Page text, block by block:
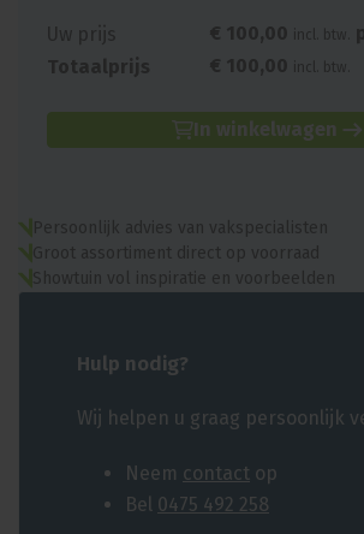
Uw prijs € 100,00 incl. btw.
Totaalprijs
€ 100,00 incl. btw.
In winkelwagen
Persoonlijk advies van vakspecialisten
Groot assortiment direct op voorraad
Showtuin vol inspiratie en voorbeelden
Hulp nodig?
Wij helpen u graag persoonlijk
Neem contact op
Bel 0475 492 258